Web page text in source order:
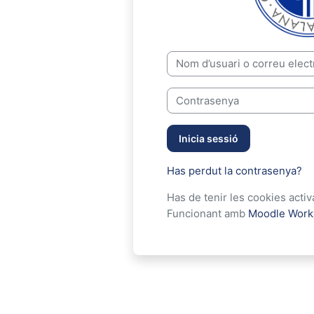
Vés a crear un compte nou
Nom d’usuari o correu
Contrasenya
Inicia sessió
Has perdut la contrasenya?
Has de tenir les cookies
Funcionant amb Moodle